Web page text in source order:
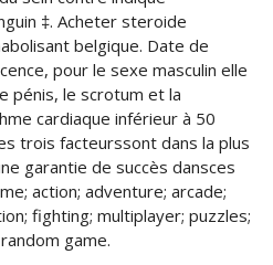
‡. Acheter steroide
belgique. Date de
pour le sexe masculin elle
pénis, le scrotum et la
cardiaque inférieur à 50
trois facteurssont dans la plus
garantie de succès dansces
action; adventure; arcade;
fighting; multiplayer; puzzles;
game.